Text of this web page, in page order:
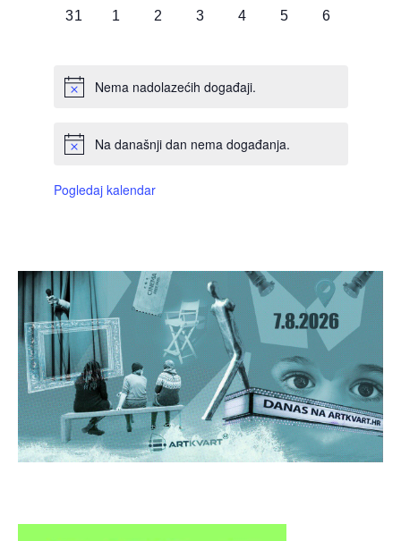
0
31
0
1
0
2
0
3
0
4
0
5
0
6
Nema nadolazećih događaji.
Na današnji dan nema događanja.
Pogledaj kalendar